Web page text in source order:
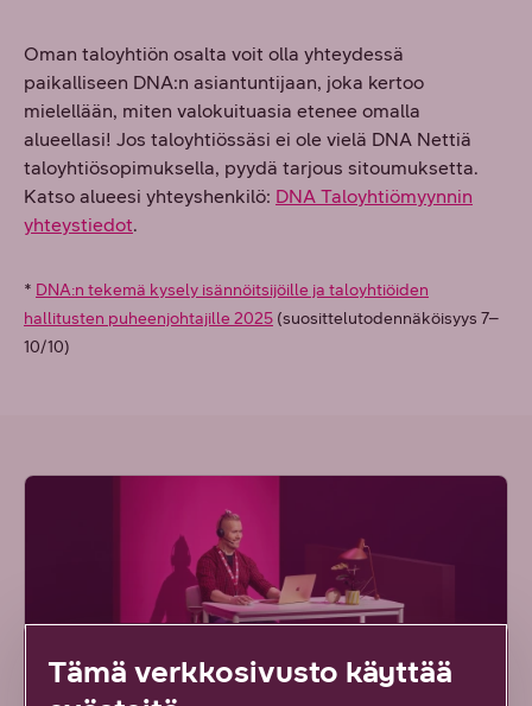
Oman taloyhtiön osalta voit olla yhteydessä
paikalliseen DNA:n asiantuntijaan, joka kertoo
mielellään, miten valokuituasia etenee omalla
alueellasi! Jos taloyhtiössäsi ei ole vielä DNA Nettiä
taloyhtiösopimuksella, pyydä tarjous sitoumuksetta.
Katso alueesi yhteyshenkilö: DNA Taloyhtiömyynnin
yhteystiedot.
* DNA:n tekemä kysely isännöitsijöille ja taloyhtiöiden
hallitusten puheenjohtajille 2025 (suosittelutodennäköisyys 7–
10/10)
Tämä verkkosivusto käyttää